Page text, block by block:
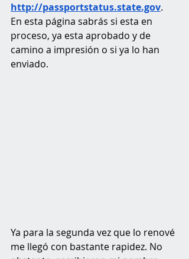
http://passportstatus.state.gov.
En esta página sabrás si esta en
proceso, ya esta aprobado y de
camino a impresión o si ya lo han
enviado.
Ya para la segunda vez que lo renové
me llegó con bastante rapidez. No